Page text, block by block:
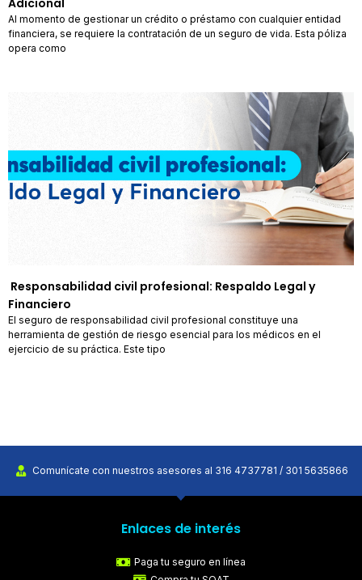
Adicional
Al momento de gestionar un crédito o préstamo con cualquier entidad
financiera, se requiere la contratación de un seguro de vida. Esta póliza
opera como
Responsabilidad civil profesional: Respaldo Legal y
Financiero
El seguro de responsabilidad civil profesional constituye una
herramienta de gestión de riesgo esencial para los médicos en el
ejercicio de su práctica. Este tipo
Comunícate con nuestros asesores al 316 4737781 / 301 5635866
Enlaces de interés
Paga tu seguro en línea